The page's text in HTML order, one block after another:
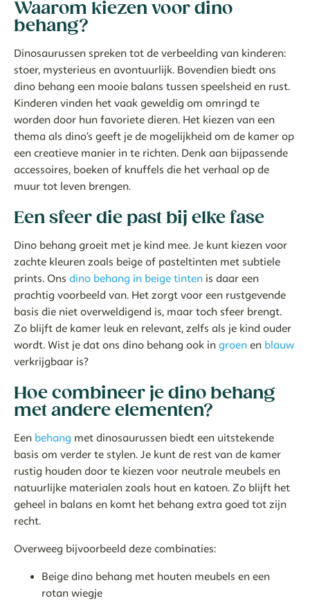
Waarom kiezen voor dino
behang?
Dinosaurussen spreken tot de verbeelding van kinderen:
stoer, mysterieus en avontuurlijk. Bovendien biedt ons
dino behang een mooie balans tussen speelsheid en rust.
Kinderen vinden het vaak geweldig om omringd te
worden door hun favoriete dieren. Het kiezen van een
thema als dino’s geeft je de mogelijkheid om de kamer op
een creatieve manier in te richten. Denk aan bijpassende
accessoires, boeken of knuffels die het verhaal op de
muur tot leven brengen.
Een sfeer die past bij elke fase
Dino behang groeit met je kind mee. Je kunt kiezen voor
zachte kleuren zoals beige of pasteltinten met subtiele
prints. Ons dino behang in beige tinten is daar een
prachtig voorbeeld van. Het zorgt voor een rustgevende
basis die niet overweldigend is, maar toch sfeer brengt.
Zo blijft de kamer leuk en relevant, zelfs als je kind ouder
wordt. Wist je dat ons dino behang ook in groen en blauw
verkrijgbaar is?
Hoe combineer je dino behang
met andere elementen?
Een behang met dinosaurussen biedt een uitstekende
basis om verder te stylen. Je kunt de rest van de kamer
rustig houden door te kiezen voor neutrale meubels en
natuurlijke materialen zoals hout en katoen. Zo blijft het
geheel in balans en komt het behang extra goed tot zijn
recht.
Overweeg bijvoorbeeld deze combinaties:
Beige dino behang met houten meubels en een
rotan wiegje